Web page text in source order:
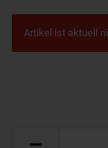
Artikel ist aktuell